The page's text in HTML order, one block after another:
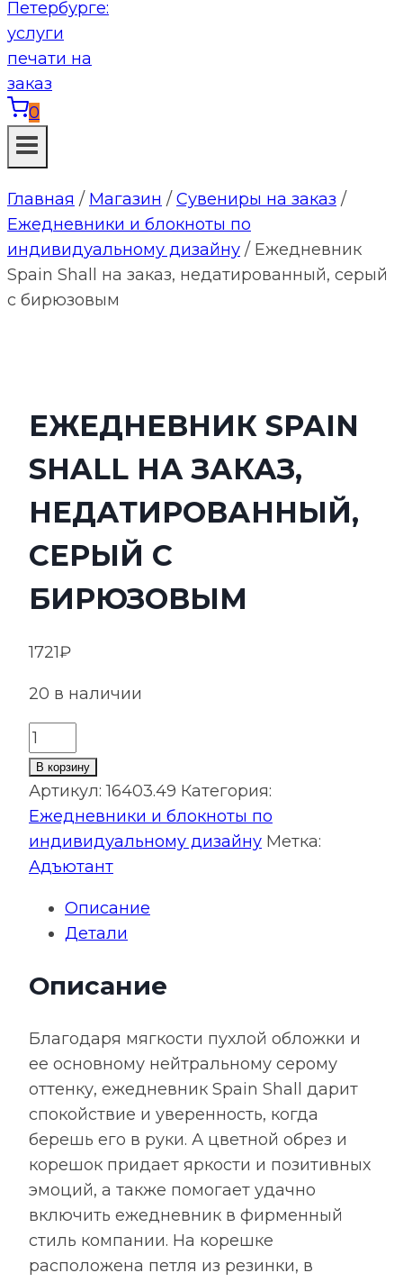
0
Главная / Магазин / Сувениры на заказ /
Ежедневники и блокноты по
индивидуальному дизайну / Ежедневник
Spain Shall на заказ, недатированный, серый
с бирюзовым
ЕЖЕДНЕВНИК SPAIN
SHALL НА ЗАКАЗ,
НЕДАТИРОВАННЫЙ,
СЕРЫЙ С
БИРЮЗОВЫМ
1721₽
20 в наличии
Количество
товара
Ежедневник
Spain
Shall
на
недатированный,
серый
бирюзовым
В корзину
Артикул:16403.49 Категория:
Ежедневники и блокноты по
индивидуальному дизайну Метка:
Адъютант
Описание
Детали
Описание
Благодаря мягкости пухлой обложки и
ее основному нейтральному серому
оттенку, ежедневник Spain Shall дарит
спокойствие и уверенность, когда
берешь его в руки. А цветной обрез и
корешок придает яркости и позитивных
эмоций, а также помогает удачно
включить ежедневник в фирменный
стиль компании. На корешке
расположена петля из резинки, в